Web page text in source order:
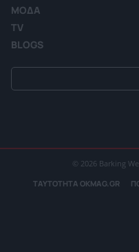
ΜΟΔΑ
TV
BLOGS
© 2026 Barking
ΤΑΥΤΟΤΗΤΑ OKMAG.GR